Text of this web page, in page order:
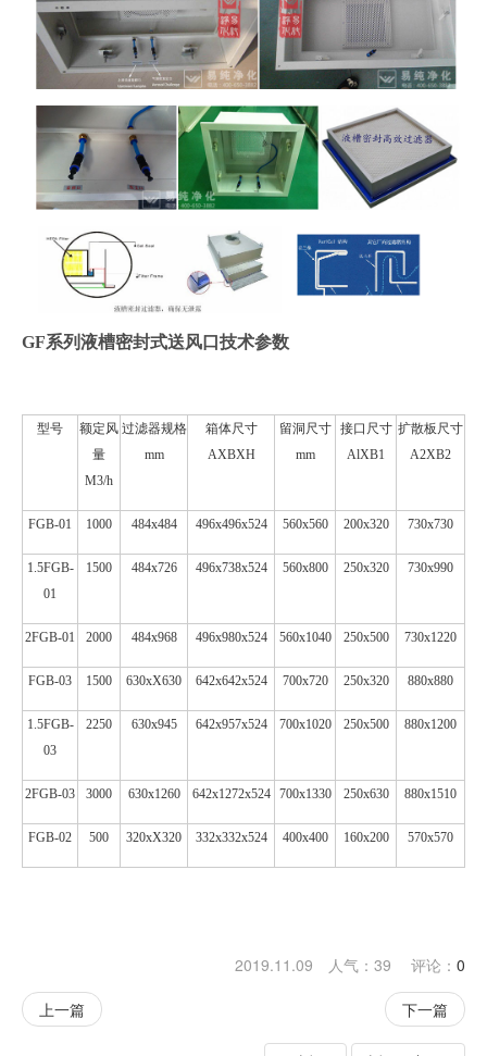
GF系列液槽密封式送风口技术参数
型号
额定风
量
M3/h
过滤器规格
mm
箱体尺寸
AXBXH
留洞尺寸
mm
接口尺寸
AlXB1
扩散板尺寸
A2XB2
FGB-01 1000 484x484 496x496x524 560x560 200x320 730x730
1.5FGB-
01
1500 484x726 496x738x524 560x800 250x320 730x990
2FGB-01 2000 484x968 496x980x524 560x1040 250x500 730x1220
FGB-03 1500 630xX630 642x642x524 700x720 250x320 880x880
1.5FGB-
03
2250 630x945 642x957x524 700x1020 250x500 880x1200
2FGB-03 3000 630x1260 642x1272x524 700x1330 250x630 880x1510
FGB-02 500 320xX320 332x332x524 400x400 160x200 570x570
2019.11.09 人气： 39 评论： 0
上一篇 下一篇